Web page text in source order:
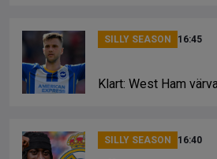
SILLY SEASON 16:45
Klart: West Ham
SILLY SEASON 16:40